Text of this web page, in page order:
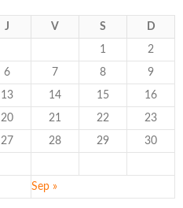
J V S D
1 2
6 7 8 9
13 14 15 16
20 21 22 23
27 28 29 30
Sep »